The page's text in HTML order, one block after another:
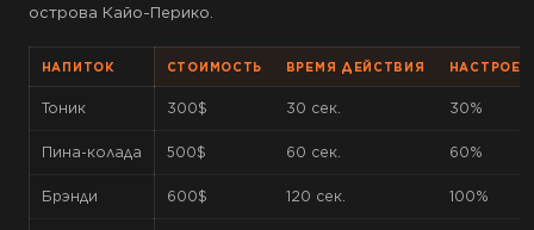
острова Кайо-Перико.
НАПИТОК СТОИМОСТЬ ВРЕМЯ ДЕЙСТВИЯ
Тоник 300$ 30 сек. 30%
Пина-колада 500$ 60 сек. 60%
Брэнди 600$ 120 сек. 100%